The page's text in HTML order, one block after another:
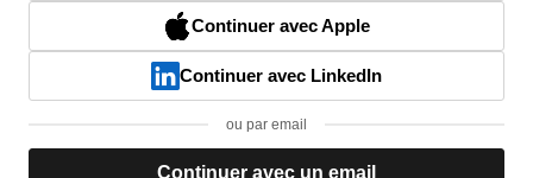
Continuer avec Apple
Continuer avec LinkedIn
ou par email
Continuer avec un email